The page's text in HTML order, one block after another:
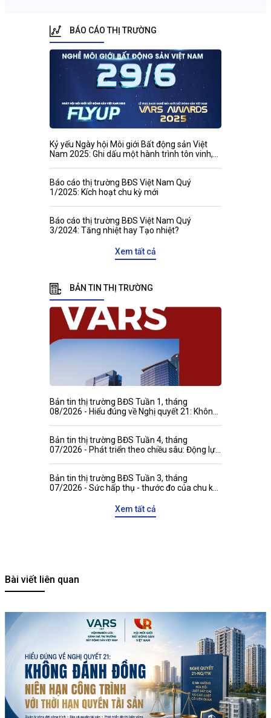
BÁO CÁO THỊ TRƯỜNG
Kỷ yếu Ngày hội Môi giới Bất động sản Việt
Nam 2025: Ghi dấu một hành trình tôn vinh,
Báo cáo thị trường BĐS Việt Nam Quý
1/2025: Kích hoạt chu kỳ mới
Báo cáo thị trường BĐS Việt Nam Quý
3/2024: Tăng nhiệt hay Tạo nhiệt?
Xem tất cả
BẢN TIN THỊ TRƯỜNG
Bản tin thị trường BĐS Tuần 1, tháng
08/2026 - Hiểu đúng về Nghị quyết 21: Không
Bản tin thị trường BĐS Tuần 4, tháng
07/2026 - Phát triển theo chiều sâu: Động lực
Bản tin thị trường BĐS Tuần 3, tháng
07/2026 - Sức hấp thụ - thước đo của chu kỳ
Xem tất cả
Bài viết liên quan